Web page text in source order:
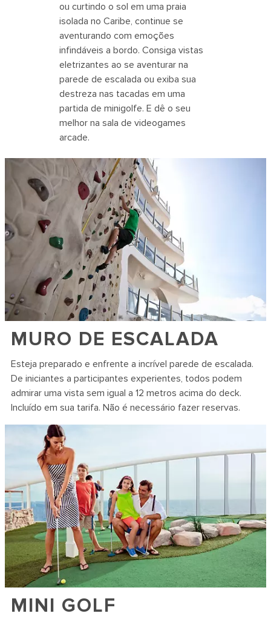
ou curtindo o sol em uma praia
isolada no Caribe, continue se
aventurando com emoções
infindáveis a bordo. Consiga vistas
eletrizantes ao se aventurar na
parede de escalada ou exiba sua
destreza nas tacadas em uma
partida de minigolfe. E dê o seu
melhor na sala de videogames
arcade.
MURO DE ESCALADA
Esteja preparado e enfrente a incrível parede de escalada.
De iniciantes a participantes experientes, todos podem
admirar uma vista sem igual a 12 metros acima do deck.
Incluído em sua tarifa. Não é necessário fazer reservas.
MINI GOLF